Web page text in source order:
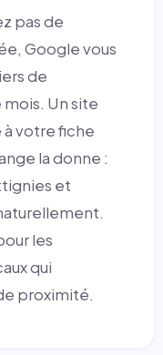
pas de
Google vous
de
Un site
votre fiche
la donne :
et
les
qui
proximité.